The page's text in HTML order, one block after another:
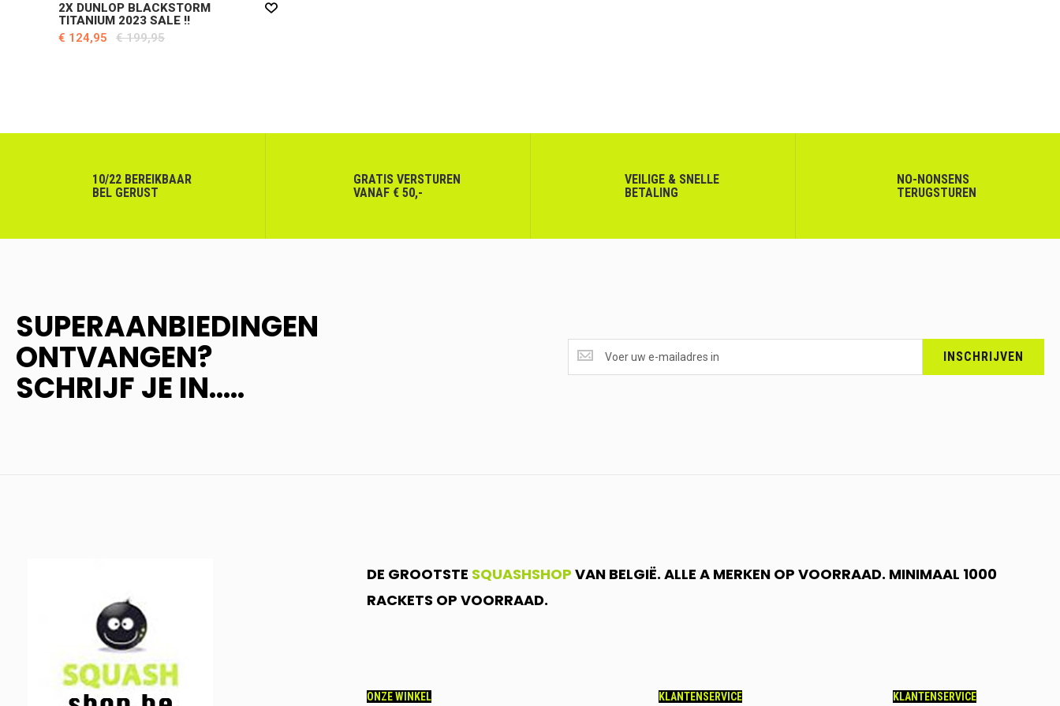
2X DUNLOP BLACKSTORM
TITANIUM 2023 SALE !!
€ 124,95
€ 199,95
10/22 BEREIKBAAR
BEL GERUST
GRATIS VERSTUREN
VANAF € 50,-
VEILIGE & SNELLE
BETALING
NO-NONSENS
TERUGSTUREN
SUPERAANBIEDINGEN
ONTVANGEN?
SCHRIJF JE IN.....
ONTVANGEN?
<br>SCHRIJF
INSCHRIJVEN
DE GROOTSTE SQUASHSHOP VAN BELGIË. ALLE A MERKEN OP VOORRAAD. MINIMAAL 1000
RACKETS OP VOORRAAD.
ONZE WINKEL KLANTENSERVICE KLANTENSERVICE